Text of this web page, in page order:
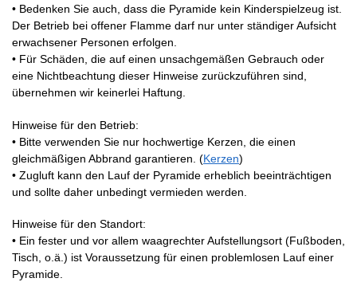
• Bedenken Sie auch, dass die Pyramide kein Kinderspielzeug ist.
Der Betrieb bei offener Flamme darf nur unter ständiger Aufsicht
erwachsener Personen erfolgen.
• Für Schäden, die auf einen unsachgemäßen Gebrauch oder
eine Nichtbeachtung dieser Hinweise zurückzuführen sind,
übernehmen wir keinerlei Haftung.
Hinweise für den Betrieb:
• Bitte verwenden Sie nur hochwertige Kerzen, die einen
gleichmäßigen Abbrand garantieren. (Kerzen)
• Zugluft kann den Lauf der Pyramide erheblich beeinträchtigen
und sollte daher unbedingt vermieden werden.
Hinweise für den Standort:
• Ein fester und vor allem waagrechter Aufstellungsort (Fußboden,
Tisch, o.ä.) ist Voraussetzung für einen problemlosen Lauf einer
Pyramide.